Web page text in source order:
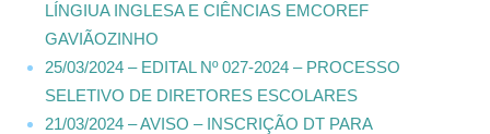
LÍNGIUA INGLESA E CIÊNCIAS EMCOREF
GAVIÃOZINHO
25/03/2024 – EDITAL Nº 027-2024 – PROCESSO
SELETIVO DE DIRETORES ESCOLARES
21/03/2024 – AVISO – INSCRIÇÃO DT PARA